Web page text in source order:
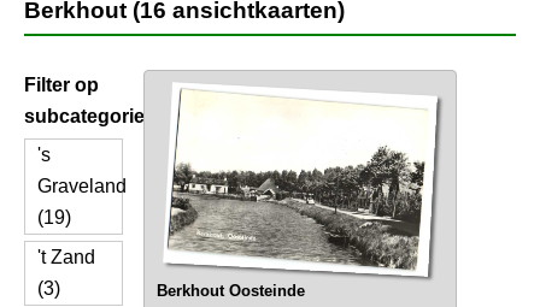
Berkhout (16 ansichtkaarten)
Filter op
subcategorie
's
Graveland
(19)
't Zand
(3)
Berkhout Oosteinde